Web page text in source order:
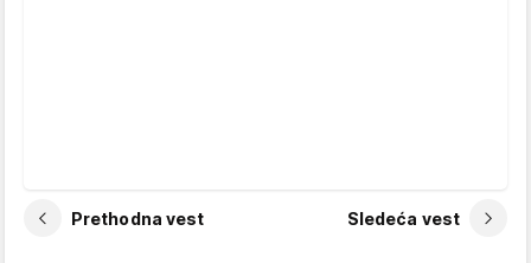
Prethodna vest Sledeća vest